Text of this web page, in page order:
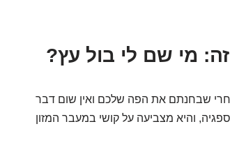
מי שם לי בול עץ?
שבחנתם את הפה שלכם ואין שום דבר
והיא מצביעה על קושי במעבר המזון